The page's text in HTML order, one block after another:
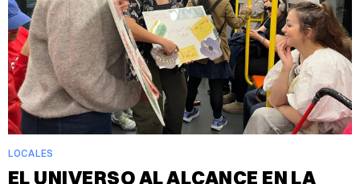
LOCALES
EL UNIVERSO AL ALCANCE EN LA